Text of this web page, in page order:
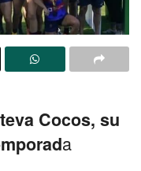
Cocos, su
a